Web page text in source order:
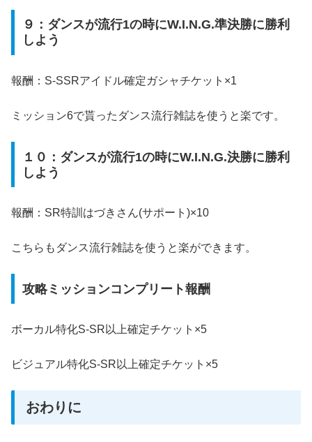
９：ダンスが流行1の時にW.I.N.G.準決勝に勝利
しよう
報酬：S-SSRアイドル確定ガシャチケット×1
ミッション6で貰ったダンス流行雑誌を使うと楽です。
１０：ダンスが流行1の時にW.I.N.G.決勝に勝利
しよう
報酬：SR特訓はづきさん(サポート)×10
こちらもダンス流行雑誌を使うと楽ができます。
攻略ミッションコンプリート報酬
ボーカル特化S-SR以上確定チケット×5
ビジュアル特化S-SR以上確定チケット×5
おわりに